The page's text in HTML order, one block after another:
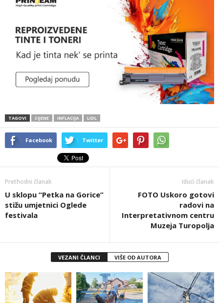
TAGOVI CIJENE INFLACIJA LIDL
Facebook Twitter
Prethodni članak
U sklopu “Petka na Gorice”
stižu umjetnici Oglede
festivala
Idući članak
FOTO Uskoro gotovi
radovi na
Interpretativnom centru
Muzeja Turopolja
VEZANI ČLANCI VIŠE OD AUTORA